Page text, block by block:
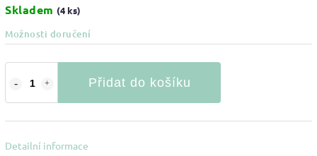
Skladem (4 ks)
Možnosti doručení
Přidat do košíku
Detailní informace